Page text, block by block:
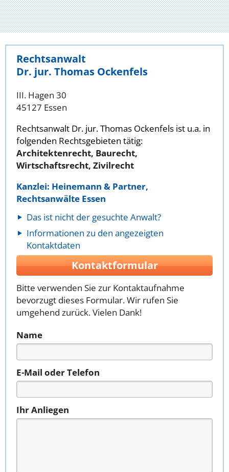
Rechtsanwalt
Dr. jur. Thomas Ockenfels
III. Hagen 30
45127 Essen
Rechtsanwalt Dr. jur. Thomas Ockenfels ist u.a. in
folgenden Rechtsgebieten tätig:
Architektenrecht, Baurecht,
Wirtschaftsrecht, Zivilrecht
Kanzlei: Heinemann & Partner,
Rechtsanwälte Essen
Das ist nicht der gesuchte Anwalt?
Informationen zu den angezeigten
Kontaktdaten
Kontaktformular
Bitte verwenden Sie zur Kontaktaufnahme
bevorzugt dieses Formular. Wir rufen Sie
umgehend zurück. Vielen Dank!
Name
E-Mail oder Telefon
Ihr Anliegen